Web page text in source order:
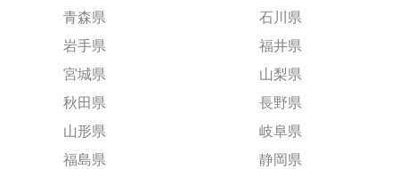
青森県
岩手県
宮城県
秋田県
山形県
福島県
石川県
福井県
山梨県
長野県
岐阜県
静岡県